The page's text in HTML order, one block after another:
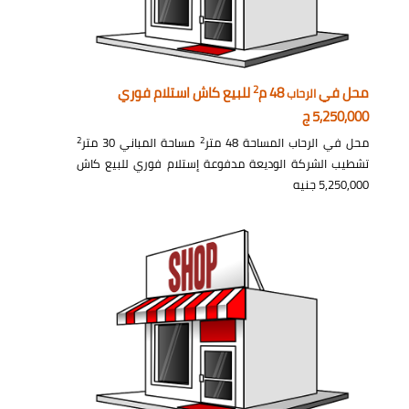
محل فيالرحاب48 م 2للبيع كاش استلام فوري
5,250,000 ج
محل في الرحاب المساحة 48 متر 2 مساحة المباني 30 متر 2
تشطيب الشركة الوديعة مدفوعة إستلام فوري للبيع كاش
5,250,000 جنيه